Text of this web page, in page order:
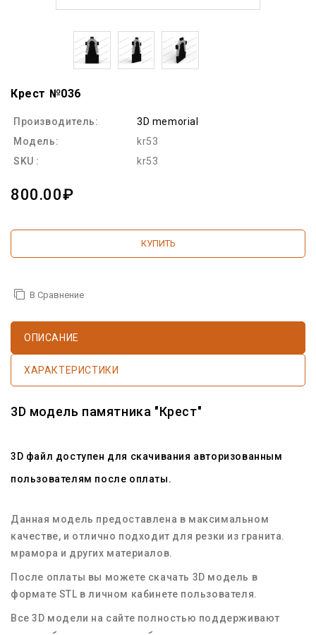
Крест №036
Производитель:
3D memorial
Модель:
kr53
SKU :
kr53
800.00₽
КУПИТЬ
В Сравнение
ОПИСАНИЕ
ХАРАКТЕРИСТИКИ
3D модель памятника "Крест"
3D файл доступен для скачивания авторизованным
пользователям после оплаты.
Данная модель предоставлена в максимальном
качестве, и отлично подходит для резки из гранита.
мрамора и других материалов.
После оплаты вы можете скачать 3D модель в
формате STL в личном кабинете пользователя.
Все 3D модели на сайте полностью поддерживают